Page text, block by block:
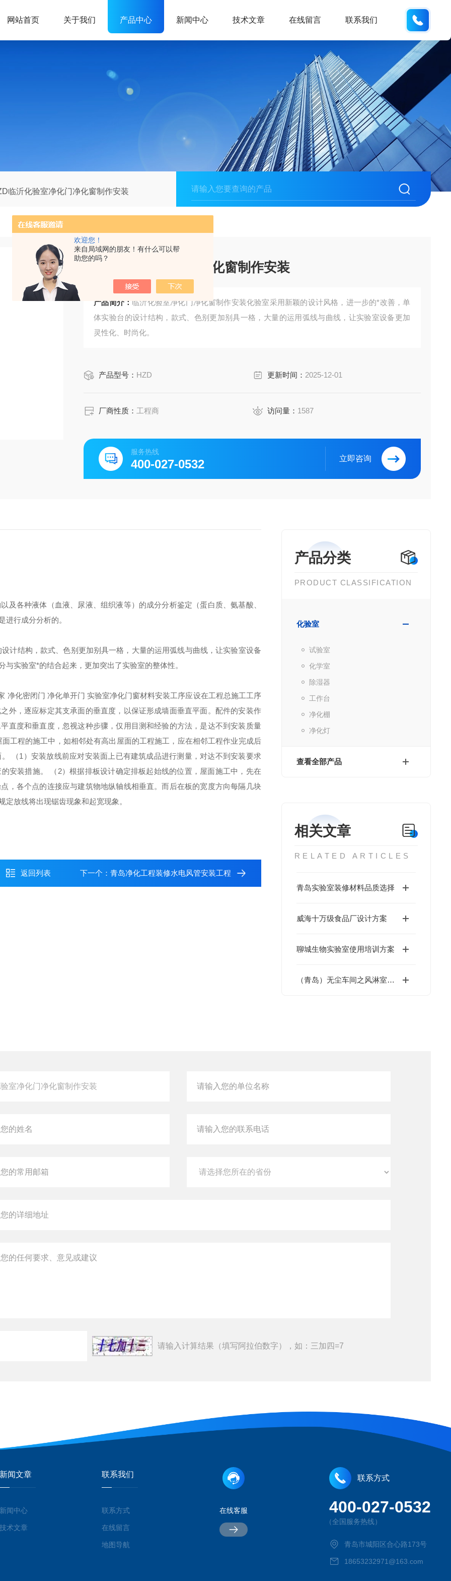
欢迎您！
来自局域网的朋友！有什么可以帮
助您的吗？
网站首页 关于我们 产品中心 新闻中心 技术文章 在线留言 联系我们
临沂化验室净化门净化窗制作安装
临沂化验室净化门净化窗制作安装
产品简介： 临沂化验室净化门净化窗制作安装化验室采用新颖的设计风格，进一步的*改善，单
体实验台的设计结构，款式、色别更加别具一格，大量的运用弧线与曲线，让实验室设备更加
灵性化、时尚化。
产品型号： HZD 更新时间： 2025-12-01
厂商性质： 工程商 访问量： 1587
服务热线
400-027-0532 立即咨询
产品分类
PRODUCT CLASSIFICATION
化验室
试验室
化学室
除湿器
工作台
净化棚
净化灯
查看全部产品
相关文章
RELATED ARTICLES
青岛实验室装修材料品质选择
威海十万级食品厂设计方案
聊城生物实验室使用培训方案
（青岛）无尘车间之风淋室安装的四个要求
及各种液体（血液、尿液、组织液等）的成分分析鉴定（蛋白质、氨基酸、
进行成分分析的。
结构，款式、色别更加别具一格，大量的运用弧线与曲线，让实验室设备
实验室*的结合起来，更加突出了实验室的整体性。
净化密闭门 净化单开门 实验室净化门窗材料安装工序应设在工程总施工工序
外，逐应标定其支承面的垂直度，以保证形成墙面垂直平面。配件的安装作
直度和垂直度，忽视这种步骤，仅用目测和经验的方法，是达不到安装质量
工程的施工中，如相邻处有高出屋面的工程施工，应在相邻工程作业完成后
（1）安装放线前应对安装面上已有建筑成品进行测量，对达不到安装要求
安装措施。 （2）根据排板设计确定排板起始线的位置，屋面施工中，先在
，各个点的连接应与建筑物地纵轴线相垂直。而后在板的宽度方向每隔几块
放线将出现锯齿现象和起宽现象。
返回列表 下一个： 青岛净化工程装修水电风管安装工程
请输入计算结果（填写阿拉伯数字），如：三加四=7
新闻文章
新闻中心
技术文章
联系我们
联系方式
在线留言
地图导航
在线客服
联系方式
400-027-0532
（全国服务热线）
青岛市城阳区合心路173号
18653232971@163.com